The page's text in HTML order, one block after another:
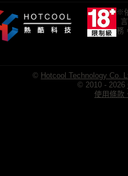
※
務
© Hotcool Technology Co.
© 2010 - 2026
使用條款